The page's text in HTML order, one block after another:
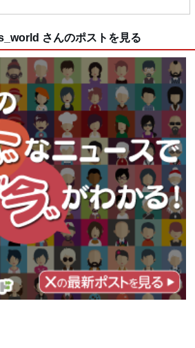
さんのポストを見る